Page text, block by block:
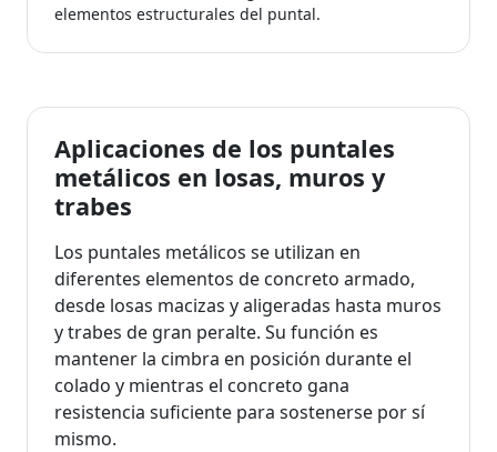
elementos estructurales del puntal.
Aplicaciones de los puntales
metálicos en losas, muros y
trabes
Los puntales metálicos se utilizan en
diferentes elementos de concreto armado,
desde losas macizas y aligeradas hasta muros
y trabes de gran peralte. Su función es
mantener la cimbra en posición durante el
colado y mientras el concreto gana
resistencia suficiente para sostenerse por sí
mismo.